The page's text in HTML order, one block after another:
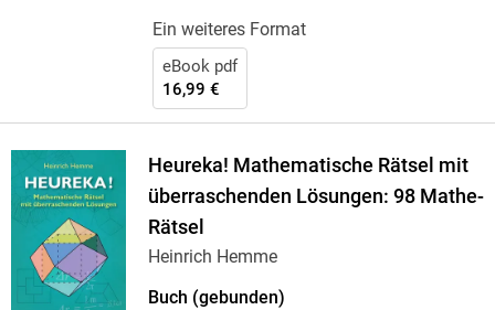
Ein weiteres Format
eBook pdf
16,99 €
Heureka! Mathematische Rätsel mit
überraschenden Lösungen: 98 Mathe-
Rätsel
Heinrich Hemme
Buch (gebunden)